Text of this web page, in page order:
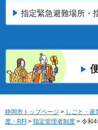
指定緊急避難場所・
静岡市トップページ > しごと・産
度・RFI > 指定管理者制度 > 令和